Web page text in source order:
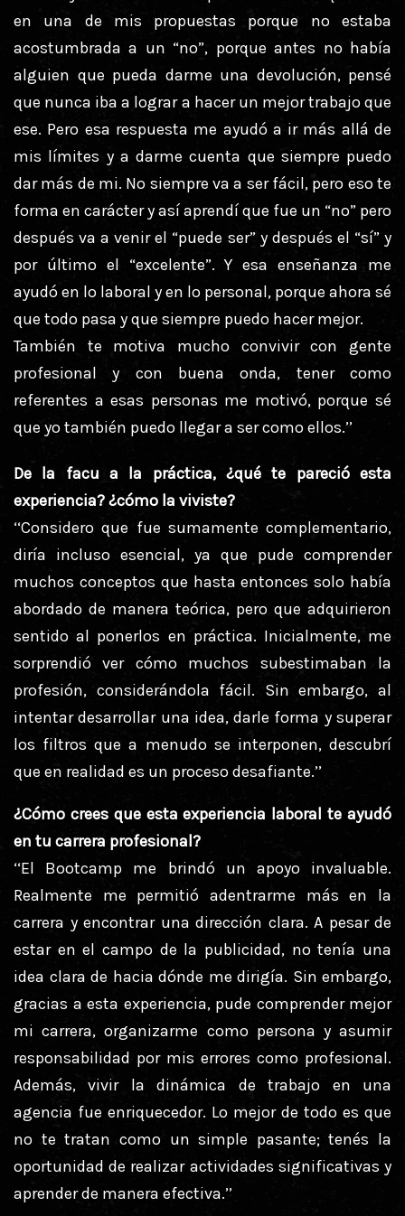
en una de mis propuestas porque no estaba
acostumbrada a un “no”, porque antes no había
alguien que pueda darme una devolución, pensé
que nunca iba a lograr a hacer un mejor trabajo que
ese. Pero esa respuesta me ayudó a ir más allá de
mis límites y a darme cuenta que siempre puedo
dar más de mi. No siempre va a ser fácil, pero eso te
forma en carácter y así aprendí que fue un “no” pero
después va a venir el “puede ser” y después el “sí” y
por último el “excelente”. Y esa enseñanza me
ayudó en lo laboral y en lo personal, porque ahora sé
que todo pasa y que siempre puedo hacer mejor.
También te motiva mucho convivir con gente
profesional y con buena onda, tener como
referentes a esas personas me motivó, porque sé
que yo también puedo llegar a ser como ellos.’’
De la facu a la práctica, ¿qué te pareció esta
experiencia? ¿cómo la viviste?
‘‘Considero que fue sumamente complementario,
diría incluso esencial, ya que pude comprender
muchos conceptos que hasta entonces solo había
abordado de manera teórica, pero que adquirieron
sentido al ponerlos en práctica. Inicialmente, me
sorprendió ver cómo muchos subestimaban la
profesión, considerándola fácil. Sin embargo, al
intentar desarrollar una idea, darle forma y superar
los filtros que a menudo se interponen, descubrí
que en realidad es un proceso desafiante.’’
¿Cómo crees que esta experiencia laboral te ayudó
en tu carrera profesional?
‘‘El Bootcamp me brindó un apoyo invaluable.
Realmente me permitió adentrarme más en la
carrera y encontrar una dirección clara. A pesar de
estar en el campo de la publicidad, no tenía una
idea clara de hacia dónde me dirigía. Sin embargo,
gracias a esta experiencia, pude comprender mejor
mi carrera, organizarme como persona y asumir
responsabilidad por mis errores como profesional.
Además, vivir la dinámica de trabajo en una
agencia fue enriquecedor. Lo mejor de todo es que
no te tratan como un simple pasante; tenés la
oportunidad de realizar actividades significativas y
aprender de manera efectiva.’’